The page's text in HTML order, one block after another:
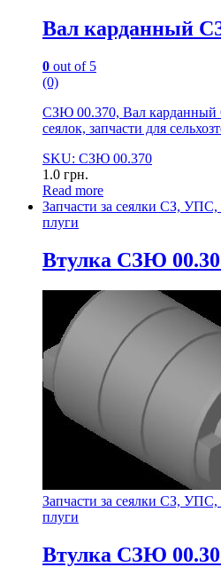
Вал карданный
0 out of 5
(0)
СЗЮ 00.370, Вал карданный
сеялок, запчасти для
SKU: СЗЮ 00.370
1.0 грн.
Read more
Запчасти за сеялки СЗ,
плуги
Втулка СЗЮ
Запчасти за сеялки СЗ,
плуги
Втулка СЗЮ